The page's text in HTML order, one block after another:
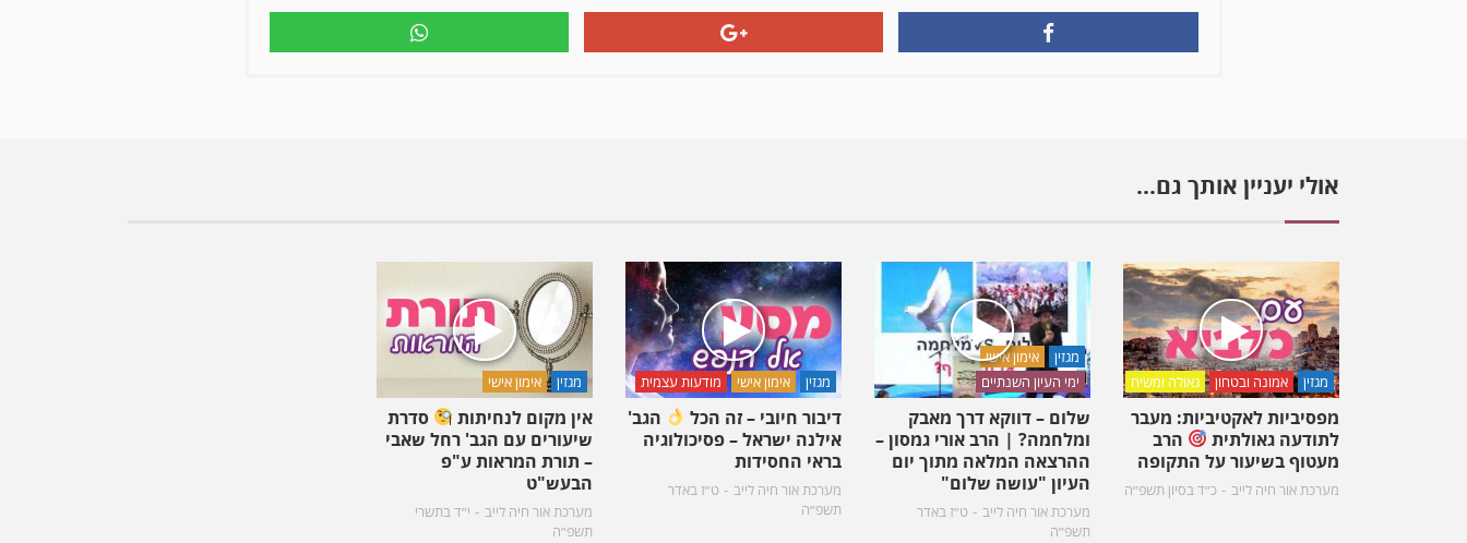
אולי יעניין אותך גם...
מגזין אמונה ובטחון גאולה ומשיח
מפסיביות לאקטיביות: מעבר
לתודעה גאולתית
הרב
מעטוף בשיעור על התקופה
מערכת אור חיה לייב כ״ד בסיון תשפ״ה
מגזין
אימון אישי
ימי העיון השנתיים
שלום – דווקא דרך מאבק
ומלחמה? | הרב אורי גמסון –
ההרצאה המלאה מתוך יום
העיון "עושה שלום"
מערכת אור חיה לייב
ט״ז באדר
תשפ״ה
מגזין אימון אישי מודעות עצמית
דיבור חיובי – זה הכל
הגב'
אילנה ישראל – פסיכולוגיה
בראי החסידות
מערכת אור חיה לייב
ט״ז באדר
תשפ״ה
מגזין אימון אישי
אין מקום לנחיתות
סדרת
שיעורים עם הגב' רחל שאבי
– תורת המראות ע"פ
הבעש"ט
מערכת אור חיה לייב
י״ד בתשרי
תשפ״ה